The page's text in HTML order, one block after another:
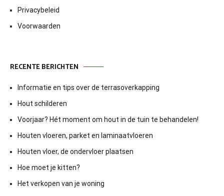
Privacybeleid
Voorwaarden
RECENTE BERICHTEN
Informatie en tips over de terrasoverkapping
Hout schilderen
Voorjaar? Hét moment om hout in de tuin te behandelen!
Houten vloeren, parket en laminaatvloeren
Houten vloer, de ondervloer plaatsen
Hoe moet je kitten?
Het verkopen van je woning